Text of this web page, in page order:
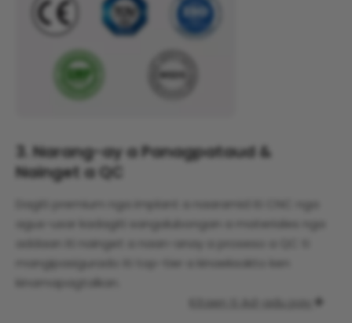
3. Narang-ay a Panagpataud &
Nainget a QC
mangipasigurado iti top-tier a kinaeksakto ken
Kitaen ti Ad-adu pay